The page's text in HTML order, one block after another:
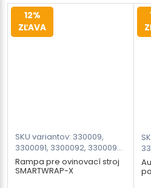
12%
ZĽAVA
SKU variantov: 330009,
3300091, 3300092, 3300093,
3300094, 3300095
Rampa pre ovinovací stroj
SMARTWRAP-X